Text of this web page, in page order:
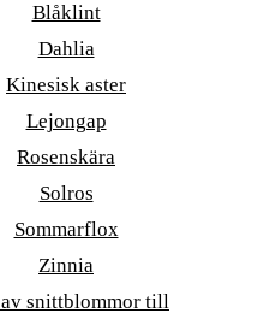
Blåklint
Dahlia
Kinesisk aster
Lejongap
Rosenskära
Solros
Sommarflox
Zinnia
snittblommor till